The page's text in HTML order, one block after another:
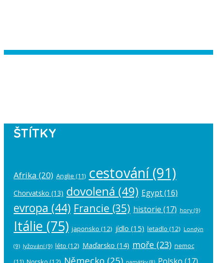
ŠTÍTKY
Afrika (20) Anglie (11) cestování(91)
Chorvatsko (13) dovolená (49) Egypt(16)
evropa (44) Francie (35) historie (17) hory (9)
Itálie (75) japonsko (12) jídlo (15) letadlo (12) Londýn
(9) lyžování (9) léto (12) Maďarsko (14) moře (23) nemoc
Německo (25)